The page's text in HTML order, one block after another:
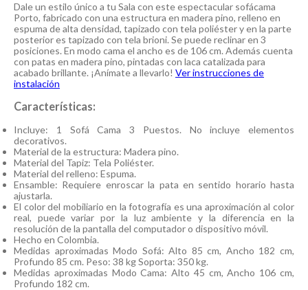
Dale un estilo único a tu Sala con este espectacular sofácama
Porto, fabricado con una estructura en madera pino, relleno en
espuma de alta densidad, tapizado con tela poliéster y en la parte
posterior es tapizado con tela brioni. Se puede reclinar en 3
posiciones. En modo cama el ancho es de 106 cm. Además cuenta
con patas en madera pino, pintadas con laca catalizada para
acabado brillante. ¡Anímate a llevarlo! Ver instrucciones de
instalación
Características:
Incluye: 1 Sofá Cama 3 Puestos. No incluye elementos
decorativos.
Material de la estructura: Madera pino.
Material del Tapiz: Tela Poliéster.
Material del relleno: Espuma.
Ensamble: Requiere enroscar la pata en sentido horario hasta
ajustarla.
El color del mobiliario en la fotografía es una aproximación al color
real, puede variar por la luz ambiente y la diferencia en la
resolución de la pantalla del computador o dispositivo móvil.
Hecho en Colombia.
Medidas aproximadas Modo Sofá: Alto 85 cm, Ancho 182 cm,
Profundo 85 cm. Peso: 38 kg Soporta: 350 kg.
Medidas aproximadas Modo Cama: Alto 45 cm, Ancho 106 cm,
Profundo 182 cm.